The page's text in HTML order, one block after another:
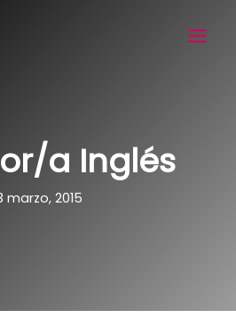
a Inglés
marzo, 2015